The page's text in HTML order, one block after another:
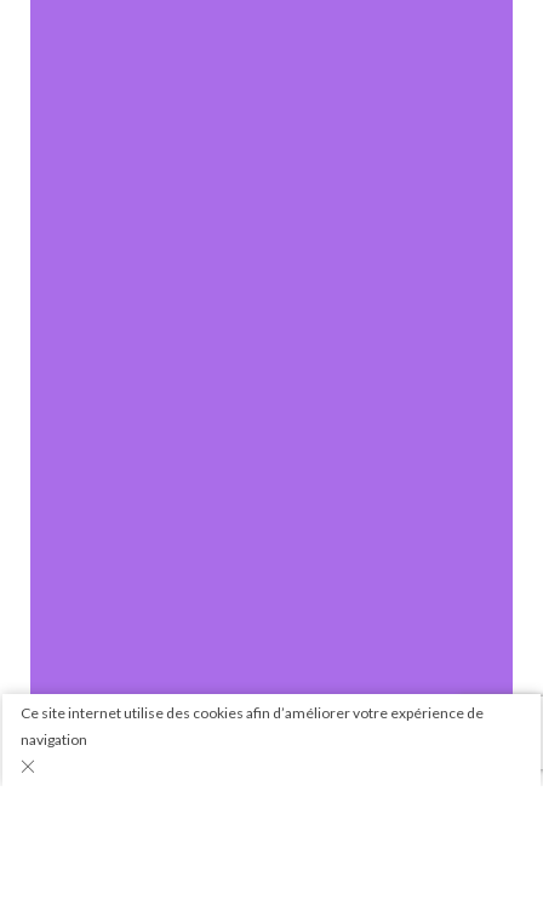
Ce site internet utilise des cookies afin d’améliorer votre expérience de
navigation